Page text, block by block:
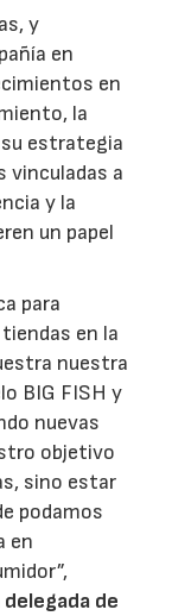
y
en
en
la
estrategia
vinculadas a
y la
un papel
para
en la
nuestra
BIG FISH y
nuevas
objetivo
sino estar
podamos
en
de